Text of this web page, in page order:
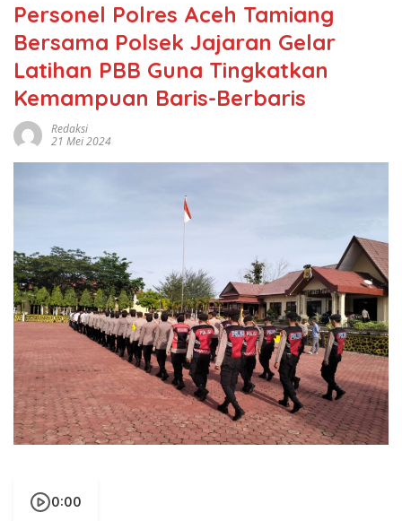
Personel Polres Aceh Tamiang
Bersama Polsek Jajaran Gelar
Latihan PBB Guna Tingkatkan
Kemampuan Baris-Berbaris
Redaksi
21 Mei 2024
0:00